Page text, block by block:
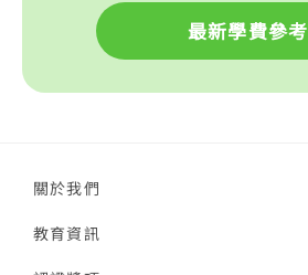
最新學費參考
關於我們
教育資訊